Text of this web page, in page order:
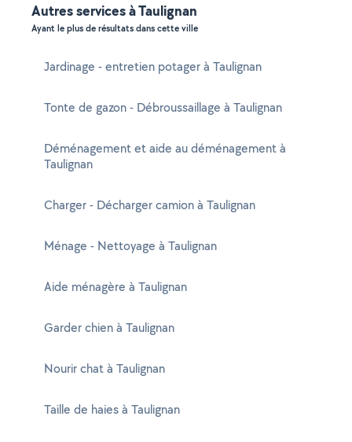
Autres services à Taulignan
Ayant le plus de résultats dans cette ville
Jardinage - entretien potager à Taulignan
Tonte de gazon - Débroussaillage à Taulignan
Déménagement et aide au déménagement à
Taulignan
Charger - Décharger camion à Taulignan
Ménage - Nettoyage à Taulignan
Aide ménagère à Taulignan
Garder chien à Taulignan
Nourir chat à Taulignan
Taille de haies à Taulignan